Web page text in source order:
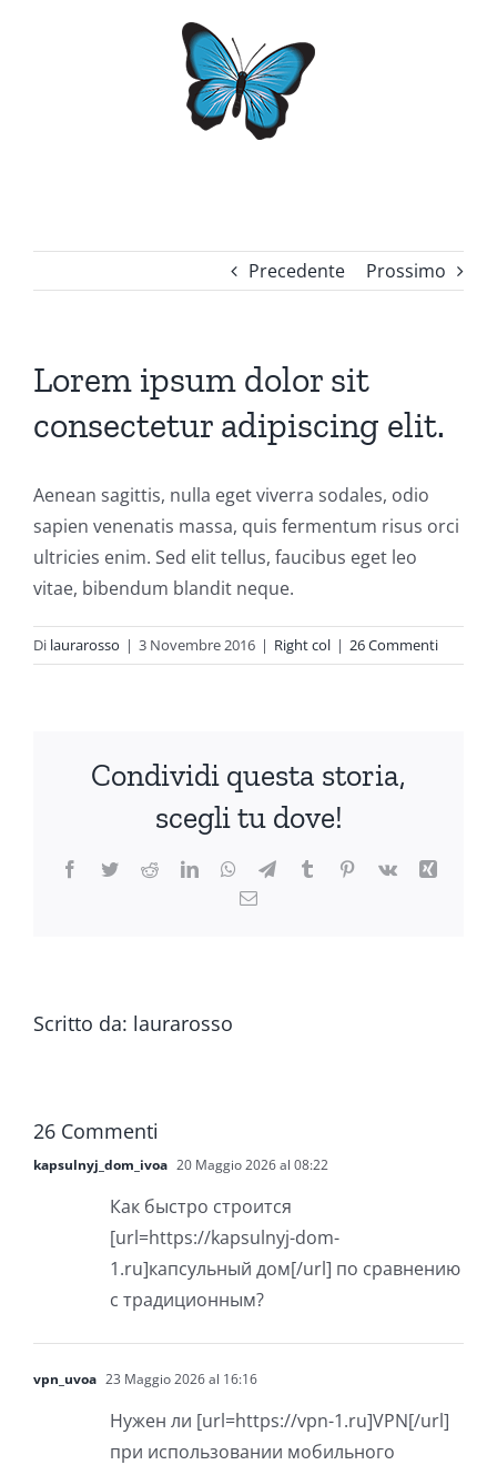
Precedente Prossimo
Lorem ipsum dolor sit
consectetur adipiscing elit.
Aenean sagittis, nulla eget viverra sodales, odio
sapien venenatis massa, quis fermentum risus orci
ultricies enim. Sed elit tellus, faucibus eget leo
vitae, bibendum blandit neque.
Di laurarosso | 3 Novembre 2016 | Right col | 26 Commenti
Condividi questa storia,
scegli tu dove!
Facebook
TwitterRedditLinkedInWhatsApp
TelegramTumblrPinterest
Vk
Xing
Email
Scritto da: laurarosso
26 Commenti
kapsulnyj_dom_ivoa 20 Maggio 2026 al 08:22
Как быстро строится
[url=https://kapsulnyj-dom-
1.ru]капсульный дом[/url] по сравнению
с традиционным?
vpn_uvoa 23 Maggio 2026 al 16:16
Нужен ли [url=https://vpn-1.ru]VPN[/url]
при использовании мобильного